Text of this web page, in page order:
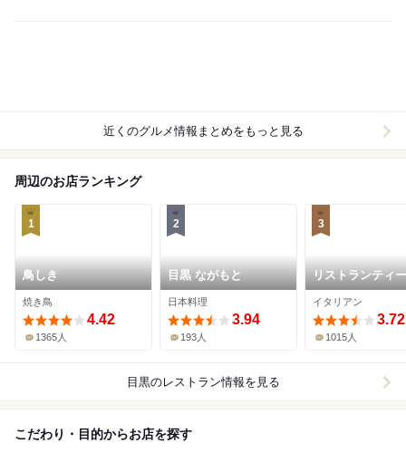
近くのグルメ情報まとめをもっと見る
周辺のお店ランキング
1
鳥しき
焼き鳥
4.42
1365人
2
目黒 ながもと
日本料理
3.94
193人
3
リストランティ
ルベロ
イタリアン
3.72
1015人
目黒のレストラン情報を見る
こだわり・目的からお店を探す